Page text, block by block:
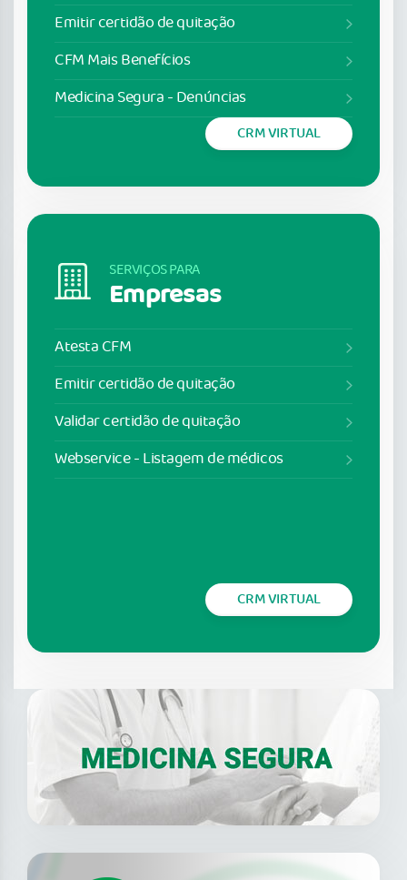
Emitir certidão de quitação
CFM Mais Benefícios
Medicina Segura - Denúncias
CRM VIRTUAL
SERVIÇOS PARA
Empresas
Atesta CFM
Emitir certidão de quitação
Validar certidão de quitação
Webservice - Listagem de médicos
CRM VIRTUAL